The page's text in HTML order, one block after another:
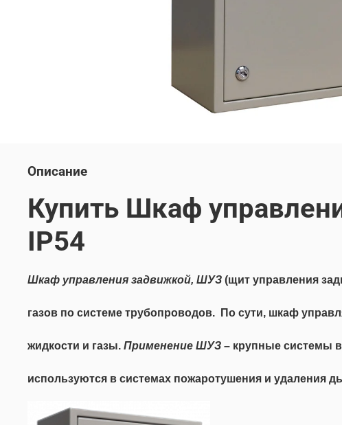
Описание
Купить Шкаф
IP54
Шкаф управления задвижкой, ШУЗ (щит управления
газов по системе трубопроводов. По сути, шкаф
жидкости и газы. Применение ШУЗ – крупные системы
используются в системах пожаротушения и удаления